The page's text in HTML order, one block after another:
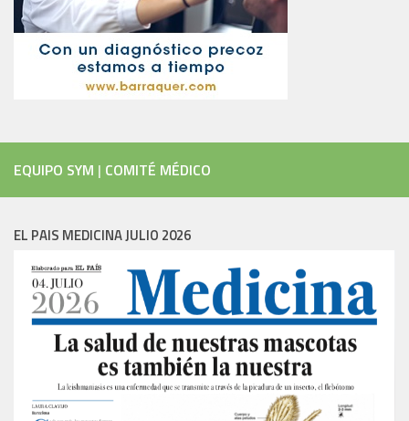
EQUIPO SYM | COMITÉ MÉDICO
EL PAIS MEDICINA JULIO 2026